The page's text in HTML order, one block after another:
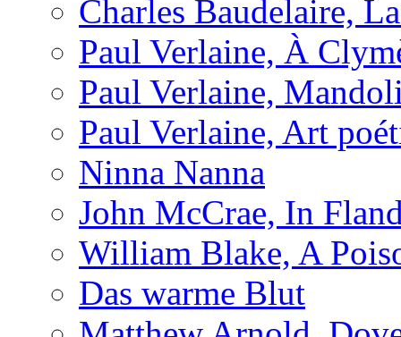
Charles Baudelaire,
Paul Verlaine, À
Paul Verlaine,
Paul Verlaine, Art
Ninna Nanna
John McCrae, In
William Blake, A
Das warme Blut